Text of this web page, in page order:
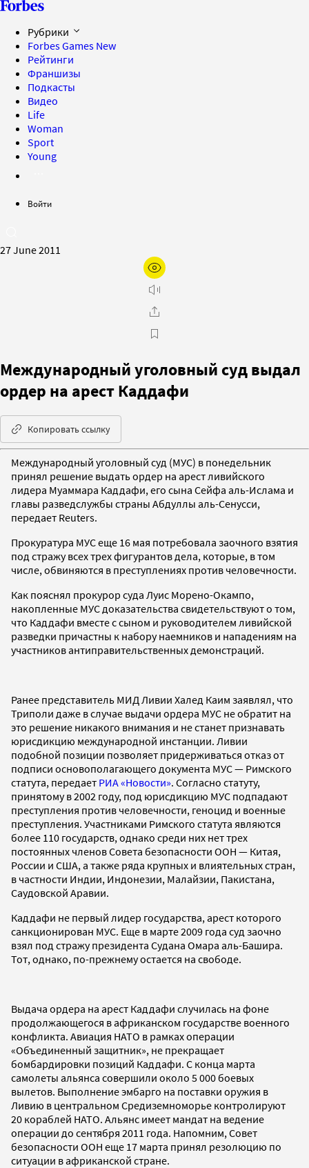
Рубрики
Forbes Games New
Рейтинги
Франшизы
Подкасты
Видео
Life
Woman
Sport
Young
Войти
27 June 2011
Международный уголовный суд выдал
ордер на арест Каддафи
Копировать ссылку
Международный уголовный суд (МУС) в понедельник
принял решение выдать ордер на арест ливийского
лидера Муаммара Каддафи, его сына Сейфа аль-Ислама и
главы разведслужбы страны Абдуллы аль-Сенусси,
передает Reuters.
Прокуратура МУС еще 16 мая потребовала заочного взятия
под стражу всех трех фигурантов дела, которые, в том
числе, обвиняются в преступлениях против человечности.
Как пояснял прокурор суда Луис Морено-Окампо,
накопленные МУС доказательства свидетельствуют о том,
что Каддафи вместе с сыном и руководителем ливийской
разведки причастны к набору наемников и нападениям на
участников антиправительственных демонстраций.
Ранее представитель МИД Ливии Халед Каим заявлял, что
Триполи даже в случае выдачи ордера МУС не обратит на
это решение никакого внимания и не станет признавать
юрисдикцию международной инстанции. Ливии
подобной позиции позволяет придерживаться отказ от
подписи основополагающего документа МУС — Римского
статута, передает РИА «Новости». Согласно статуту,
принятому в 2002 году, под юрисдикцию МУС подпадают
преступления против человечности, геноцид и военные
преступления. Участниками Римского статута являются
более 110 государств, однако среди них нет трех
постоянных членов Совета безопасности ООН — Китая,
России и США, а также ряда крупных и влиятельных стран,
в частности Индии, Индонезии, Малайзии, Пакистана,
Саудовской Аравии.
Каддафи не первый лидер государства, арест которого
санкционирован МУС. Еще в марте 2009 года суд заочно
взял под стражу президента Судана Омара аль-Башира.
Тот, однако, по-прежнему остается на свободе.
Выдача ордера на арест Каддафи случилась на фоне
продолжающегося в африканском государстве военного
конфликта. Авиация НАТО в рамках операции
«Объединенный защитник», не прекращает
бомбардировки позиций Каддафи. С конца марта
самолеты альянса совершили около 5 000 боевых
вылетов. Выполнение эмбарго на поставки оружия в
Ливию в центральном Средиземноморье контролируют
20 кораблей НАТО. Альянс имеет мандат на ведение
операции до сентября 2011 года. Напомним, Совет
безопасности ООН еще 17 марта принял резолюцию по
ситуации в африканской стране.